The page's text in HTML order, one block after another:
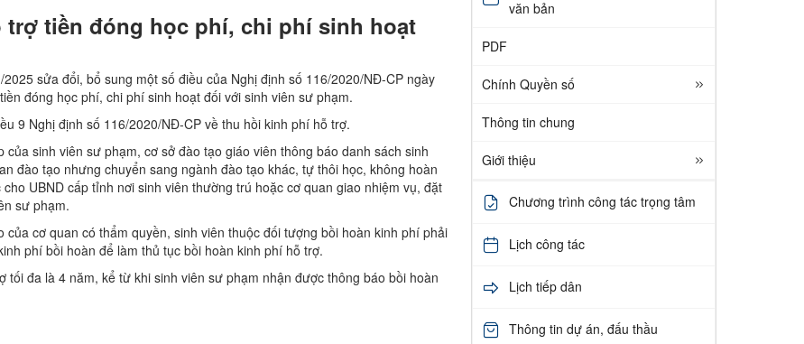
tiền đóng học phí, chi phí sinh hoạt
2025 sửa đổi, bổ sung một số điều của Nghị định số 116/2020/NĐ-CP ngày
đóng học phí, chi phí sinh hoạt đối với sinh viên sư phạm.
9 Nghị định số 116/2020/NĐ-CP về thu hồi kinh phí hỗ trợ.
sinh viên sư phạm, cơ sở đào tạo giáo viên thông báo danh sách sinh
đào tạo nhưng chuyển sang ngành đào tạo khác, tự thôi học, không hoàn
UBND cấp tỉnh nơi sinh viên thường trú hoặc cơ quan giao nhiệm vụ, đặt
sư phạm.
cơ quan có thẩm quyền, sinh viên thuộc đối tượng bồi hoàn kinh phí phải
phí bồi hoàn để làm thủ tục bồi hoàn kinh phí hỗ trợ.
đa là 4 năm, kể từ khi sinh viên sư phạm nhận được thông báo bồi hoàn
văn bản
PDF
Chính Quyền số
Thông tin chung
Giới thiệu
Chương trình công tác trọng tâm
Lịch công tác
Lịch tiếp dân
Thông tin dự án, đấu thầu